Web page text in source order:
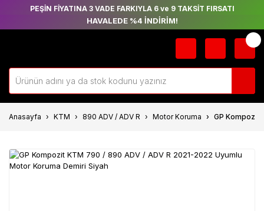
PEŞİN FİYATINA 3 VADE FARKIYLA 6 ve 9 TAKSİT FIRSATI
HAVALEDE %4 İNDİRİM!
Anasayfa KTM 890 ADV / ADV R Motor Koruma GP Kompozit